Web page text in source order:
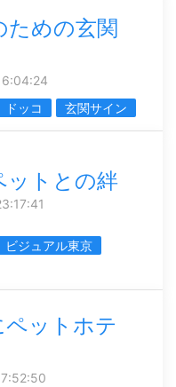
ための玄関
ドッコ 玄関サイン
ットとの絆
ビジュアル東京
ペットホテ